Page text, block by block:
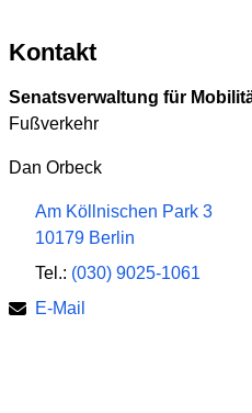
Kontakt
Senatsverwaltung für
Fußverkehr
Dan Orbeck
Am Köllnischen Park 3
10179 Berlin
Tel.: (030) 9025-1061
E-Mail